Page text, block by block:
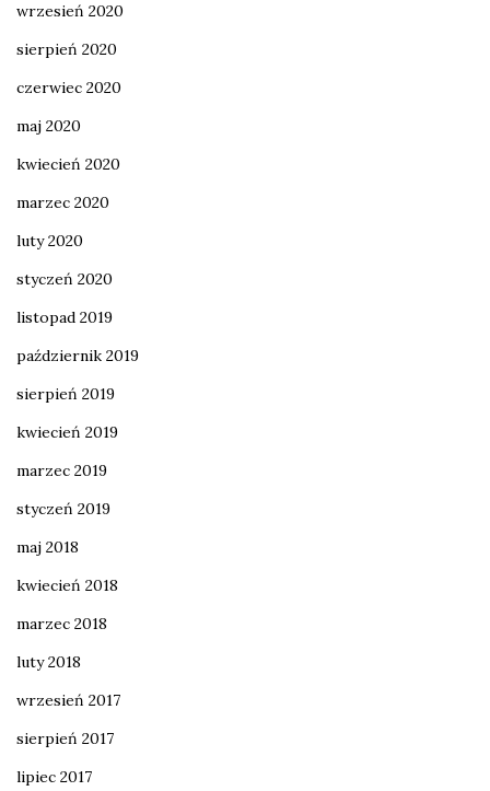
wrzesień 2020
sierpień 2020
czerwiec 2020
maj 2020
kwiecień 2020
marzec 2020
luty 2020
styczeń 2020
listopad 2019
październik 2019
sierpień 2019
kwiecień 2019
marzec 2019
styczeń 2019
maj 2018
kwiecień 2018
marzec 2018
luty 2018
wrzesień 2017
sierpień 2017
lipiec 2017